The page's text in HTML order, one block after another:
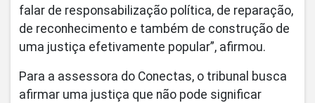
falar de responsabilização política, de reparação,
de reconhecimento e também de construção de
uma justiça efetivamente popular”, afirmou.
Para a assessora do Conectas, o tribunal busca
afirmar uma justiça que não pode significar